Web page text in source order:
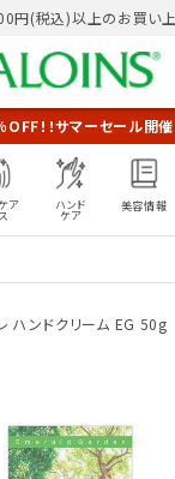
円(税込)以上のお買い
！！サマーセール開催
ア ハンド
ケア
美容情報
ハンドクリーム EG 50g